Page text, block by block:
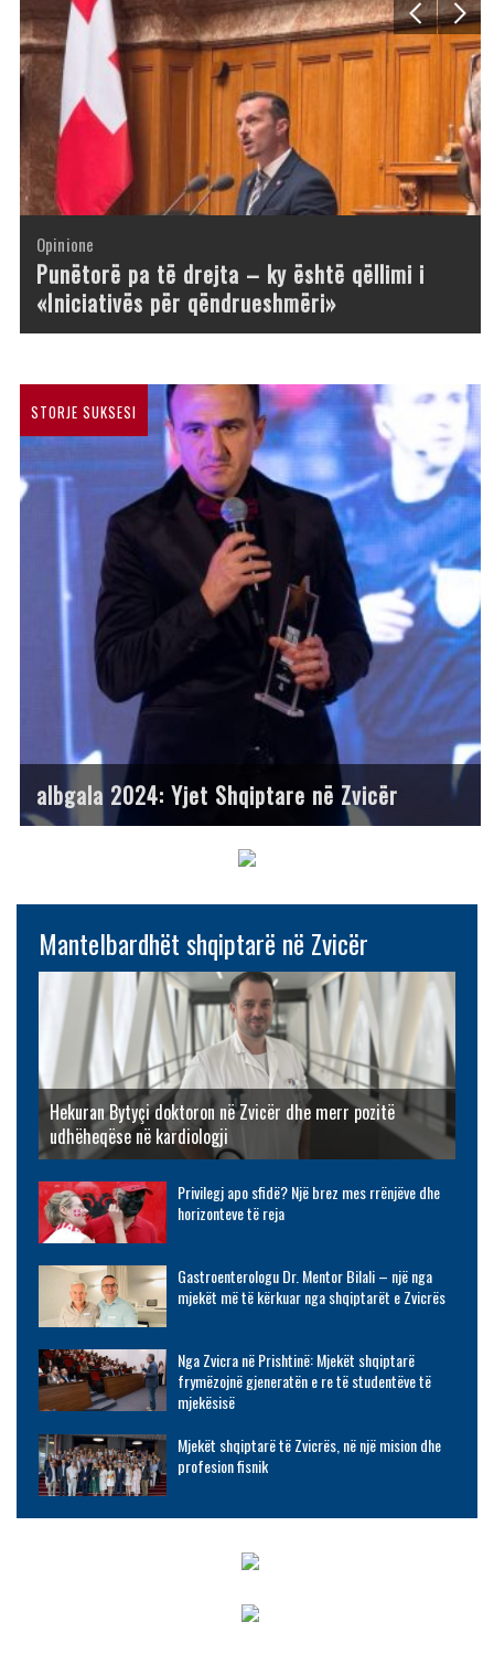
Opinione
Opinione
Punëtorë pa të drejta – ky është qëllimi i
«Iniciativës për qëndrueshmëri»
Opinione
Opinione
Opinione
Opinione
Opinione
Opinione
STORJE SUKSESI
albgala 2024: Yjet Shqiptare në Zvicër
Mantelbardhët shqiptarë në Zvicër
Hekuran Bytyçi doktoron në Zvicër dhe merr pozitë
udhëheqëse në kardiologji
Privilegj apo sfidë? Një brez mes rrënjëve dhe
horizonteve të reja
Gastroenterologu Dr. Mentor Bilali – një nga
mjekët më të kërkuar nga shqiptarët e Zvicrës
Nga Zvicra në Prishtinë: Mjekët shqiptarë
frymëzojnë gjeneratën e re të studentëve të
mjekësisë
Mjekët shqiptarë të Zvicrës, në një mision dhe
profesion fisnik